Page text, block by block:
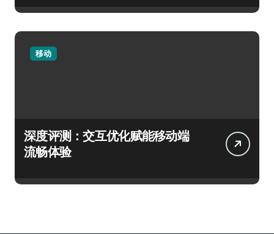
移动
深度评测：交互优化赋能移动端
流畅体验